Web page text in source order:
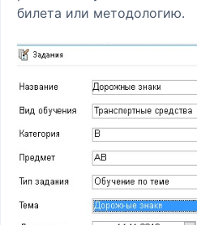
билета или методологию.